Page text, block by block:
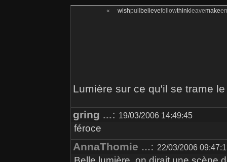
« wishpull believefollowthinkleavemake
Lumière sur ce qu'il se trame
gring ...: 19/03/2006 14:49:45
féroce
AnnaThomie ...: 22/03/2006